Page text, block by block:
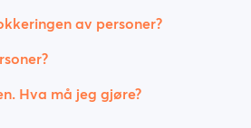
av personer?
Hva må jeg gjøre?